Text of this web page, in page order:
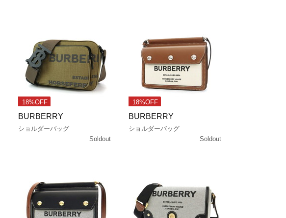
18%OFF
BURBERRY
ショルダーバッグ
Soldout
18%OFF
BURBERRY
ショルダーバッグ
Soldout